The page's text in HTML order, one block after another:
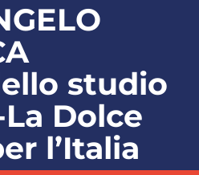
studio
Dolce
l’Italia